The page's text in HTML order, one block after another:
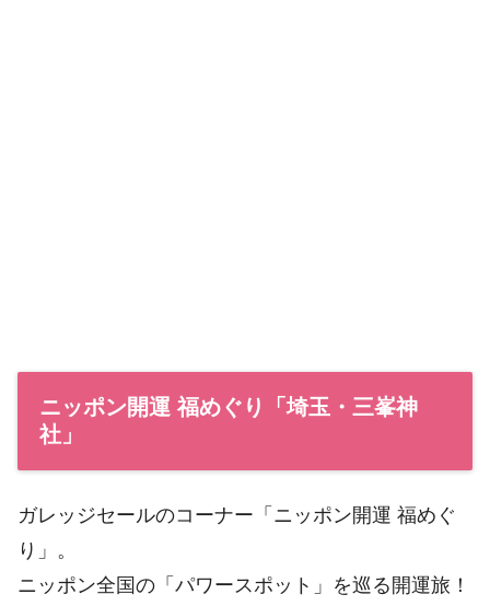
ニッポン開運 福めぐり「埼玉・三峯神
社」
ガレッジセールのコーナー「ニッポン開運 福めぐ
り」。
ニッポン全国の「パワースポット」を巡る開運旅！